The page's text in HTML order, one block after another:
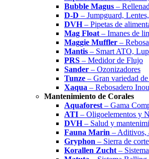
Bubble Magus –
D-D – Jumpguard,
DVH– Pipetas de
Mag Float – Imanes de
Maggie Muffler –
Mantis – Smart ATO,
PRS – Medidor de Flujo
Sander – Ozonizadores
Tunze – Gran variedad
Xaqua – Rebosadero
Mantenimiento de Corales
Aquaforest – Gama
ATI – Oligoelementos y
DVH– Salud y
Fauna Marin – Aditivos,
Gryphon – Sierra de
Korallen Zucht –